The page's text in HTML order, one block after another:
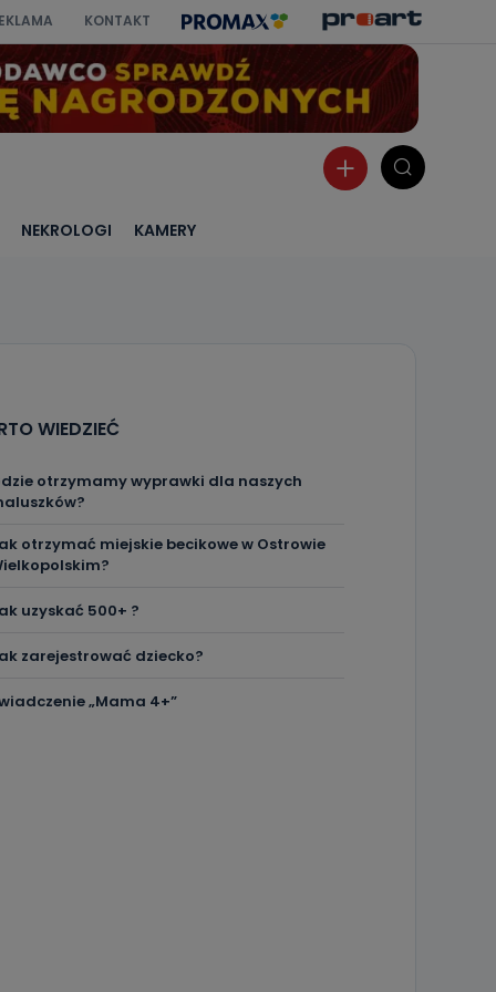
KONTAKT
NEKROLOGI KAMERY
WIEDZIEĆ
otrzymamy wyprawki dla naszych
otrzymać miejskie becikowe w Ostrowie
uzyskać 500+ ?
zarejestrować dziecko?
„Mama 4+”